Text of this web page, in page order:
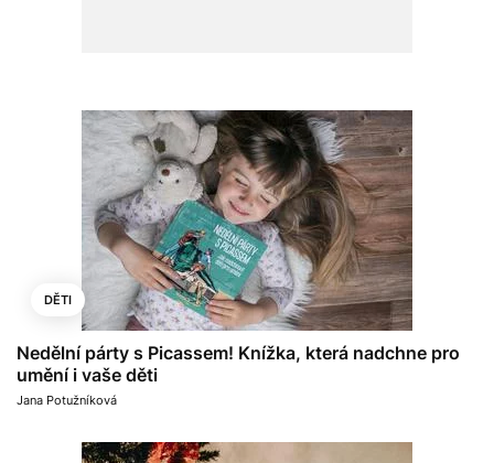
DĚTI
Nedělní párty s Picassem! Knížka, která nadchne pro
umění i vaše děti
Jana Potužníková